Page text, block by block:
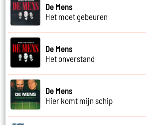
De Mens
Het moet gebeuren
De Mens
Het onverstand
De Mens
Hier komt mijn schip